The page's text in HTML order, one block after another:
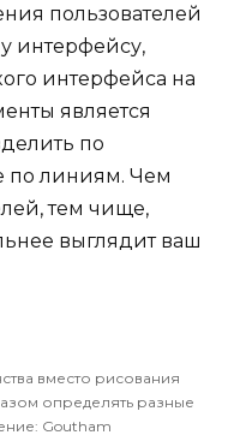
пользователей
интерфейсу,
интерфейса на
является
по
по линиям. Чем
тем чище,
выглядит ваш
вместо рисования
определять разные
Goutham